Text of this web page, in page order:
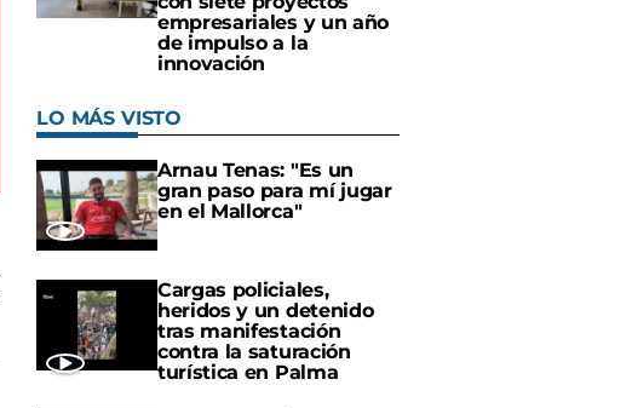
empresariales y un año
de impulso a la
innovación
LO MÁS VISTO
Arnau Tenas: "Es un
gran paso para mí jugar
en el Mallorca"
Cargas policiales,
heridos y un detenido
tras manifestación
contra la saturación
turística en Palma